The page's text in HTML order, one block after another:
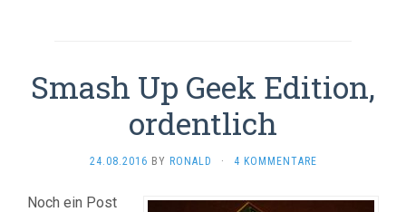
Smash Up Geek Edition,
ordentlich
24.08.2016 BY RONALD · 4 KOMMENTARE
Noch ein Post